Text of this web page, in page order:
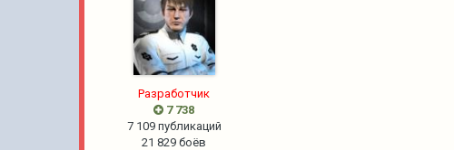
Разработчик
7 738
7 109 публикаций
21 829 боёв